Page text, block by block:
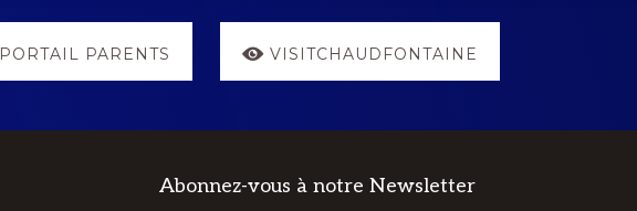
PORTAIL PARENTS VISITCHAUDFONTAINE
Abonnez-vous à notre Newsletter